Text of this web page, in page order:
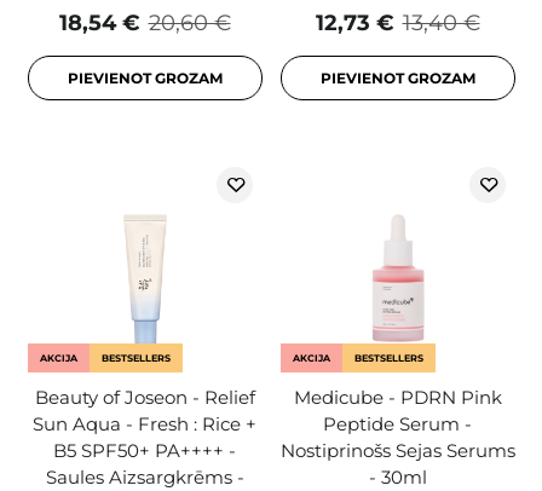
20,60 €
18,54 €
PIEVIENOT GROZAM
13,40 €
12,73 €
PIEVIENOT GROZAM
AKCIJA BESTSELLERS
Beauty of Joseon - Relief
Sun Aqua - Fresh : Rice +
B5 SPF50+ PA++++ -
Saules Aizsargkrēms -
AKCIJA BESTSELLERS
Medicube - PDRN Pink
Peptide Serum -
Nostiprinošs Sejas Serums
- 30ml